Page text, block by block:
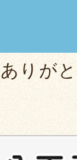
りが